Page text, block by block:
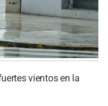
vientos en la